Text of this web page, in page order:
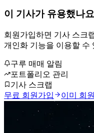
이 기사가 유용했나
회원가입하면 기사 스크
개인화 기능을 이용할 수
구루 매매 알림
포트폴리오 관리
기사 스크랩
무료 회원가입
이미 회